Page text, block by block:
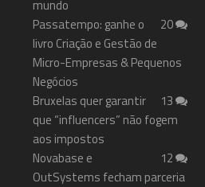
mundo
20
Passatempo: ganhe o
livro Criação e Gestão de
Micro-Empresas & Pequenos
Negócios
13
Bruxelas quer garantir
que “influencers” não fogem
aos impostos
12
Novabase e
OutSystems fecham parceria